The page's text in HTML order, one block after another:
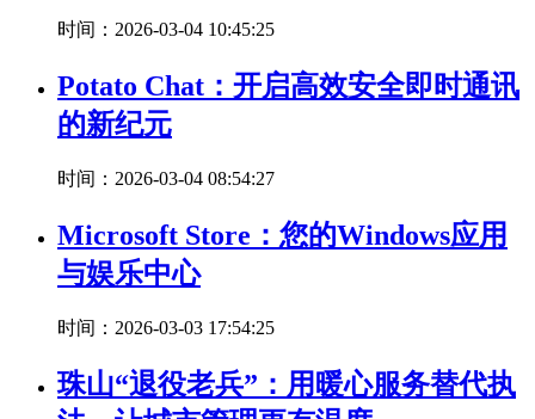
时间：2026-03-04 10:45:25
Potato Chat：开启高效安全即时通讯
的新纪元
时间：2026-03-04 08:54:27
Microsoft Store：您的Windows应用
与娱乐中心
时间：2026-03-03 17:54:25
珠山“退役老兵”：用暖心服务替代执